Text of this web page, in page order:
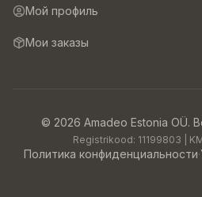
Мой профиль
Мои заказы
© 2026 Amadeo Estonia OÜ.
Registrikood: 11199803 |
Политика конфиденциальности·